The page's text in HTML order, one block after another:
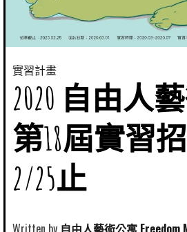
實習計畫
2020 自由人
第18屆實習
2/25止